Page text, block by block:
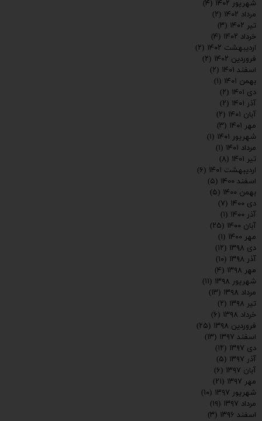
شهریور ۱۴۰۲
(۴)
مرداد ۱۴۰۲
(۲)
تیر ۱۴۰۲
(۳)
خرداد ۱۴۰۲
(۴)
اردیبهشت ۱۴۰۲
(۲)
فروردین ۱۴۰۲
(۲)
اسفند ۱۴۰۱
(۲)
بهمن ۱۴۰۱
(۱)
دی ۱۴۰۱
(۲)
آذر ۱۴۰۱
(۲)
آبان ۱۴۰۱
(۲)
مهر ۱۴۰۱
(۳)
شهریور ۱۴۰۱
(۱)
مرداد ۱۴۰۱
(۱)
تیر ۱۴۰۱
(۸)
اردیبهشت ۱۴۰۱
(۶)
اسفند ۱۴۰۰
(۵)
بهمن ۱۴۰۰
(۵)
دی ۱۴۰۰
(۷)
آذر ۱۴۰۰
(۱)
آبان ۱۴۰۰
(۲۵)
مهر ۱۴۰۰
(۱)
دی ۱۳۹۸
(۱۲)
آذر ۱۳۹۸
(۱۰)
مهر ۱۳۹۸
(۴)
شهریور ۱۳۹۸
(۱۱)
مرداد ۱۳۹۸
(۱۳)
تیر ۱۳۹۸
(۲)
خرداد ۱۳۹۸
(۶)
فروردین ۱۳۹۸
(۲۵)
اسفند ۱۳۹۷
(۱۳)
دی ۱۳۹۷
(۱۲)
آذر ۱۳۹۷
(۵)
آبان ۱۳۹۷
(۶)
مهر ۱۳۹۷
(۲۱)
شهریور ۱۳۹۷
(۱۰)
مرداد ۱۳۹۷
(۱۹)
اسفند ۱۳۹۶
(۳)